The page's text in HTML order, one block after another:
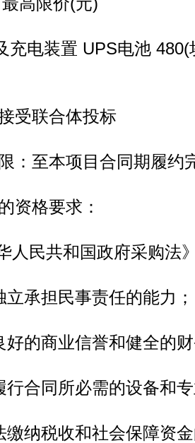
电装置 UPS电池 480(
联合体投标
至本项目合同期履约
格要求：
民共和国政府采购法
承担民事责任的能力；
的商业信誉和健全的财
合同所必需的设备和专
纳税收和社会保障资金